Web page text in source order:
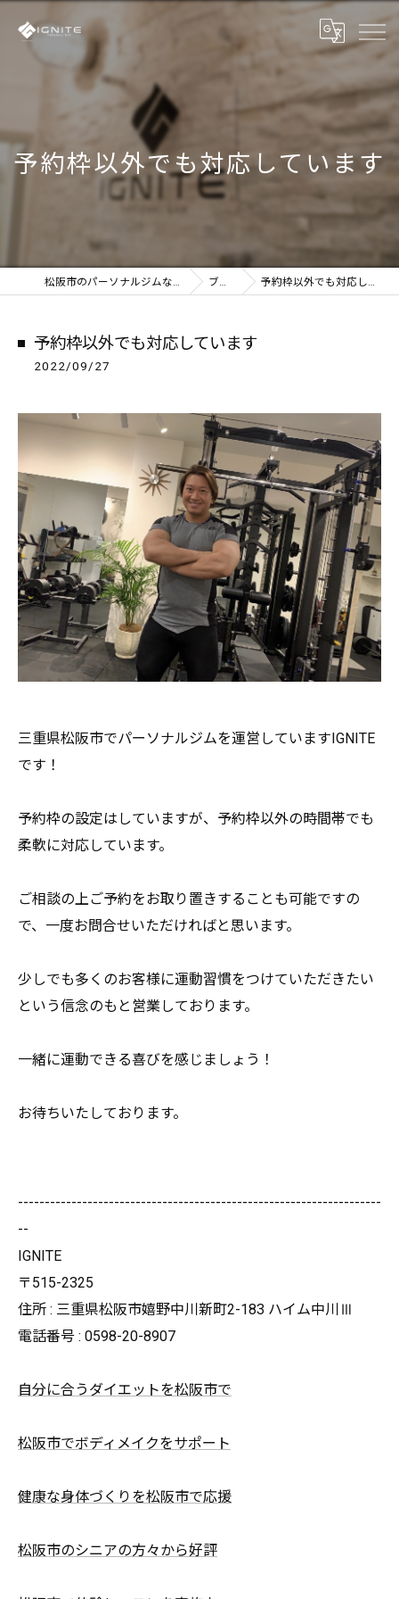
予約枠以外でも対応しています
松阪市のパーソナルジムならIGNITE ブログ 予約枠以外でも対応しています
予約枠以外でも対応しています
2022/09/27
三重県松阪市でパーソナルジムを運営していますIGNITE
です ！
予約枠の設定はしていますが、 予約枠以外の時間帯でも
柔軟に対応しています。
ご相談の上ご予約をお取り置きすることも可能ですの
で、 一度お問合せいただければと思います。
少しでも多くのお客様に運動習慣をつけていただきたい
という信念のもと営業しております。
一緒に運動できる喜びを感じましょう！
お待ちいたしております。
--------------------------------------------------------------------
--
IGNITE
〒515-2325
住所 : 三重県松阪市嬉野中川新町2-183 ハイム中川Ⅲ
電話番号 : 0598-20-8907
自分に合うダイエットを松阪市で
松阪市でボディメイクをサポート
健康な身体づくりを松阪市で応援
松阪市のシニアの方々から好評